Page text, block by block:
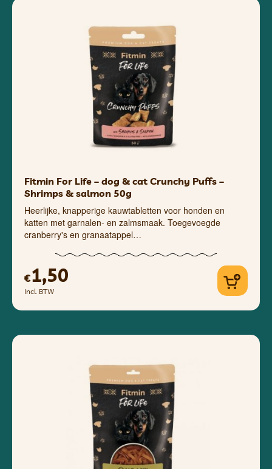
Fitmin For Life – dog & cat Crunchy Puffs –
Shrimps & salmon 50g
Heerlijke, knapperige kauwtabletten voor honden en
katten met garnalen- en zalmsmaak. Toegevoegde
cranberry's en granaatappel…
€1,50
Incl. BTW